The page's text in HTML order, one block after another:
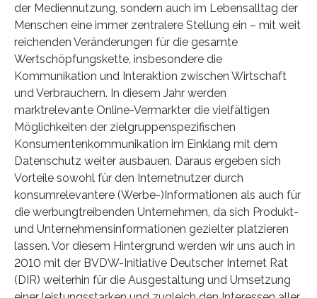
der Mediennutzung, sondern auch im Lebensalltag der
Menschen eine immer zentralere Stellung ein – mit weit
reichenden Veränderungen für die gesamte
Wertschöpfungskette, insbesondere die
Kommunikation und Interaktion zwischen Wirtschaft
und Verbrauchern. In diesem Jahr werden
marktrelevante Online-Vermarkter die vielfältigen
Möglichkeiten der zielgruppenspezifischen
Konsumentenkommunikation im Einklang mit dem
Datenschutz weiter ausbauen. Daraus ergeben sich
Vorteile sowohl für den Internetnutzer durch
konsumrelevantere (Werbe-)Informationen als auch für
die werbungtreibenden Unternehmen, da sich Produkt-
und Unternehmensinformationen gezielter platzieren
lassen. Vor diesem Hintergrund werden wir uns auch in
2010 mit der BVDW-Initiative Deutscher Internet Rat
(DIR) weiterhin für die Ausgestaltung und Umsetzung